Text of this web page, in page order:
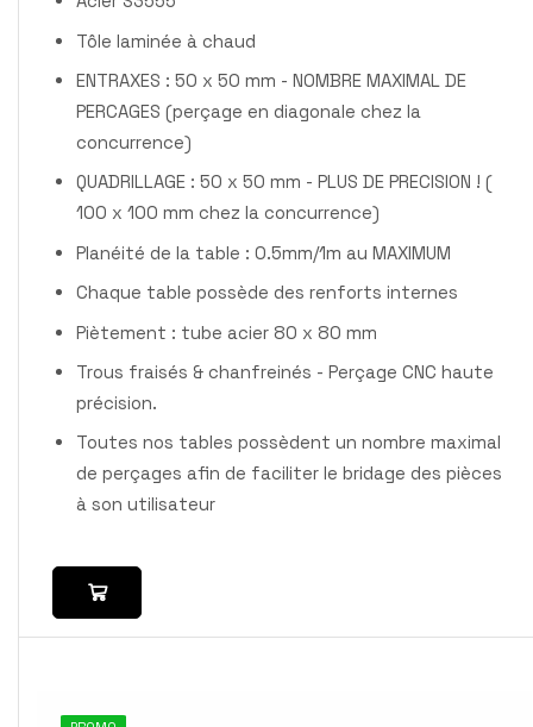
Tôle laminée à chaud
ENTRAXES : 50 x 50 mm - NOMBRE MAXIMAL DE
PERCAGES (perçage en diagonale chez la
concurrence)
QUADRILLAGE : 50 x 50 mm - PLUS DE PRECISION ! (
100 x 100 mm chez la concurrence)
Planéité de la table : 0.5mm/1m au MAXIMUM
Chaque table possède des renforts internes
Piètement : tube acier 80 x 80 mm
Trous fraisés & chanfreinés - Perçage CNC haute
précision.
Toutes nos tables possèdent un nombre maximal
de perçages afin de faciliter le bridage des pièces
à son utilisateur